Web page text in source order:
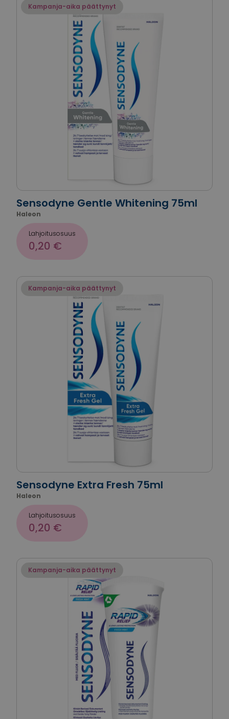
Kampanja-aika päättynyt
Sensodyne Gentle Whitening 75ml
Haleon
Lahjoitusosuus
0,20 €
Kampanja-aika päättynyt
Sensodyne Extra Fresh 75ml
Haleon
Lahjoitusosuus
0,20 €
Kampanja-aika päättynyt